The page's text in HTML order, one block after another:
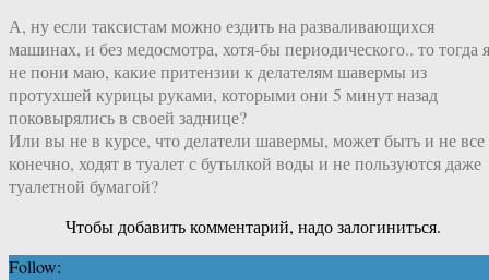
А, ну если таксистам можно ездить на разваливающихся
машинах, и без медосмотра, хотя-бы периодического.. то тогда я
не пони маю, какие притензии к делателям шавермы из
протухшей курицы руками, которыми они 5 минут назад
поковырялись в своей заднице?
Или вы не в курсе, что делатели шавермы, может быть и не все
конечно, ходят в туалет с бутылкой воды и не пользуются даже
туалетной бумагой?
Чтобы добавить комментарий, надо залогиниться.
Follow: